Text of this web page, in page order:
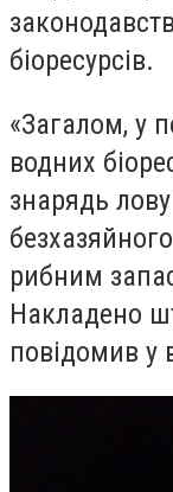
біоресурсів.
«Загалом, у
водних
знарядь
рибним
Накладено
повідомив у